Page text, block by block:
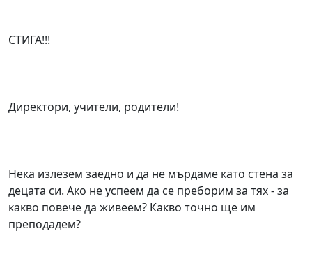
СТИГА!!!
Директори, учители, родители!
Нека излезем заедно и да не мърдаме като стена за
децата си. Ако не успеем да се преборим за тях - за
какво повече да живеем? Какво точно ще им
преподадем?